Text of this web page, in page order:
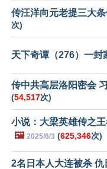
传汪洋向元老提三大
次)
天下奇谭（276）一封
传中共高层洛阳密会
(54,517次)
小说：大梁英雄传之
🖼️ 2025/6/3 (625,346次)
2名日本人大连被杀